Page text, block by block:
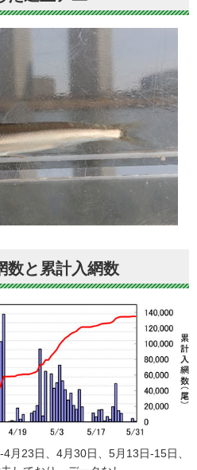
数と累計入網数
23日、4月30日、5月13日-15日、